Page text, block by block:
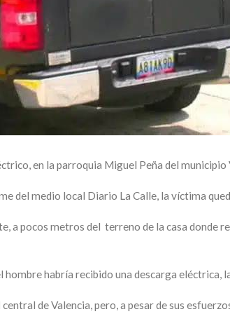
en la parroquia Miguel Peña del municipio
del medio local Diario La Calle, la víctima
a pocos metros del terreno de la casa donde
habría recibido una descarga eléctrica,
de Valencia, pero, a pesar de sus